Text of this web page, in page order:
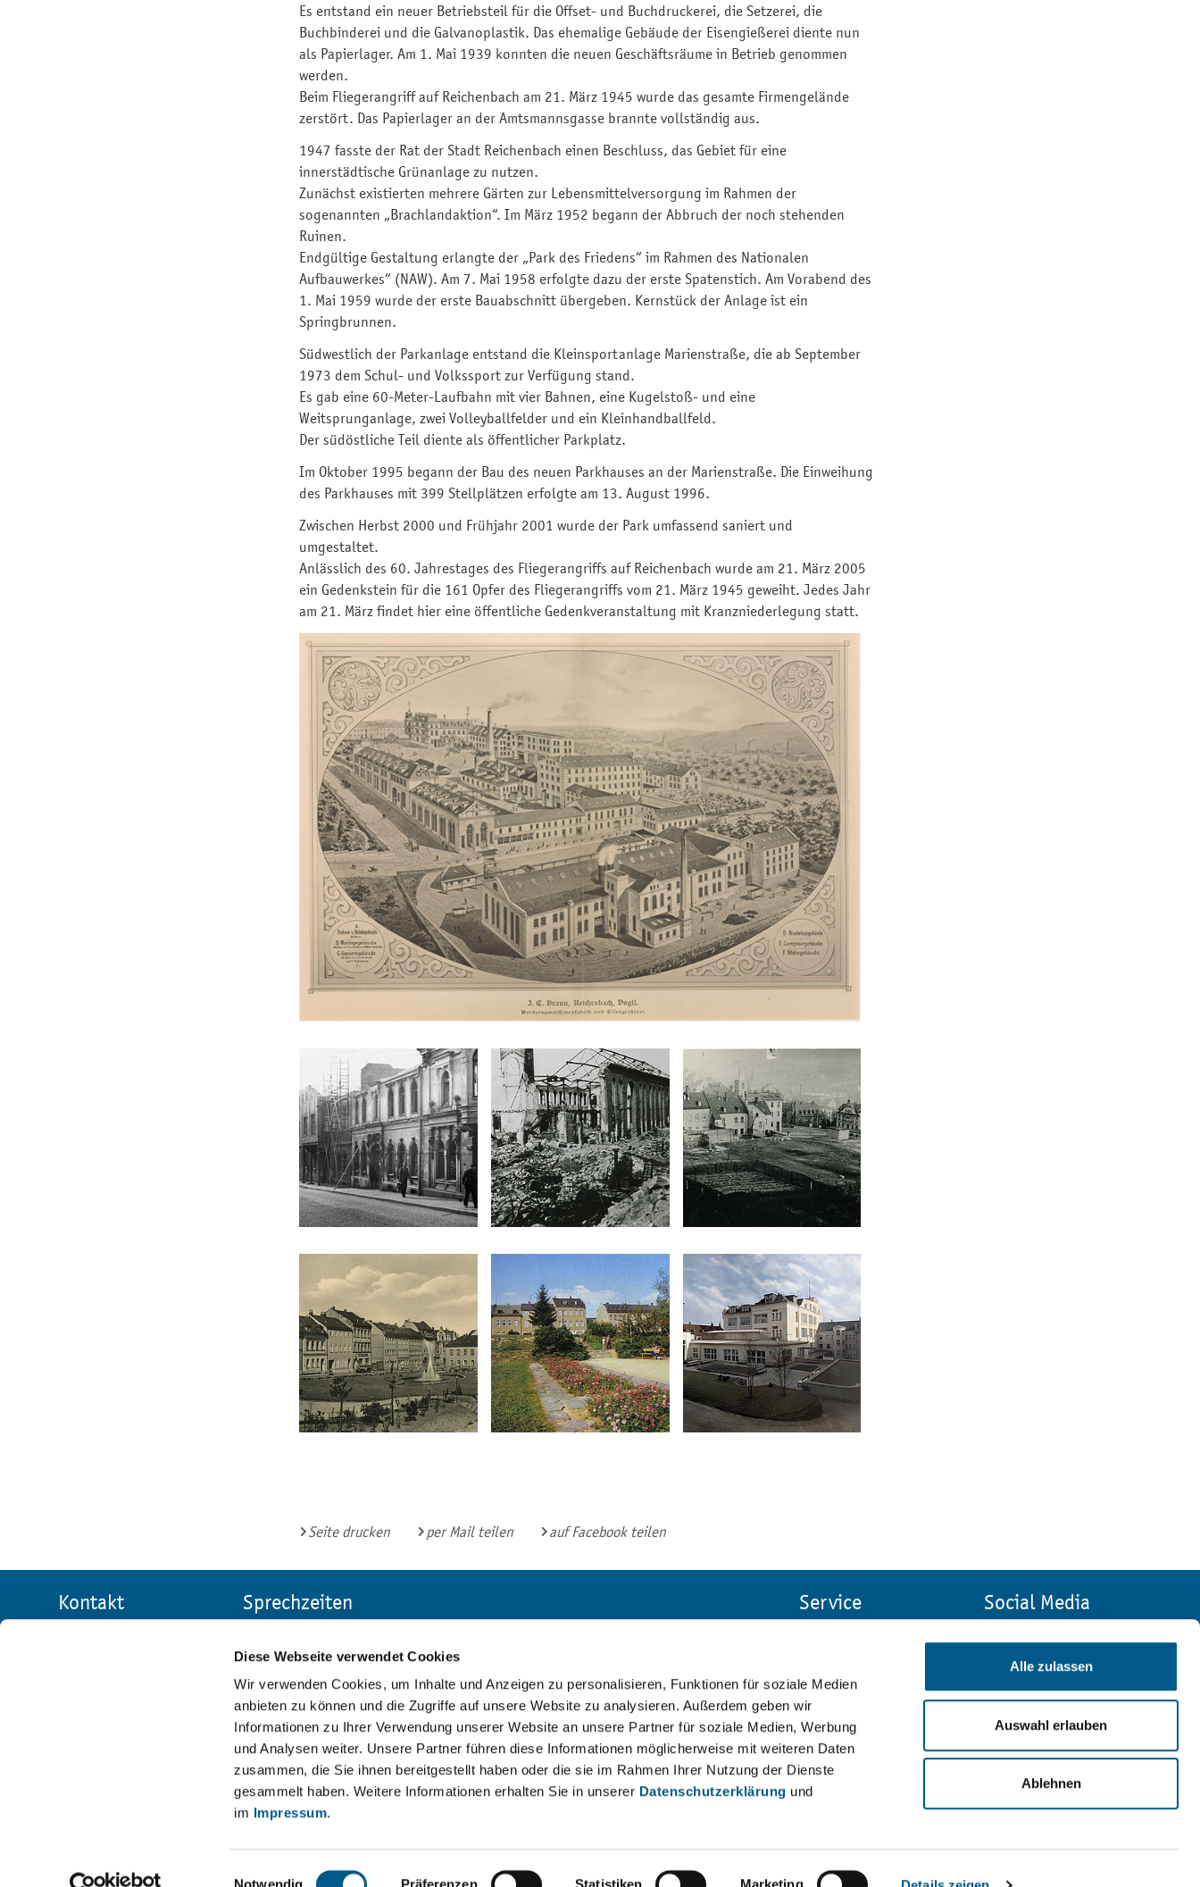
Diese Webseite verwendet Cookies
Wir verwenden Cookies, um Inhalte und Anzeigen zu personalisieren, Funktionen für soziale Medien
anbieten zu können und die Zugriffe auf unsere Website zu analysieren. Außerdem geben wir
Informationen zu Ihrer Verwendung unserer Website an unsere Partner für soziale Medien, Werbung
und Analysen weiter. Unsere Partner führen diese Informationen möglicherweise mit weiteren Daten
zusammen, die Sie ihnen bereitgestellt haben oder die sie im Rahmen Ihrer Nutzung der Dienste
gesammelt haben. Weitere Informationen erhalten Sie in unserer Datenschutzerklärung und
im Impressum.
Einwilligungsauswahl
Notwendig Präferenzen Statistiken Marketing
Alle zulassen
Auswahl erlauben
Ablehnen
Es entstand ein neuer Betriebsteil für die Offset- und Buchdruckerei, die Setzerei, die
Buchbinderei und die Galvanoplastik. Das ehemalige Gebäude der Eisengießerei diente nun
als Papierlager. Am 1. Mai 1939 konnten die neuen Geschäftsräume in Betrieb genommen
werden.
Beim Fliegerangriff auf Reichenbach am 21. März 1945 wurde das gesamte Firmengelände
zerstört. Das Papierlager an der Amtsmannsgasse brannte vollständig aus.
1947 fasste der Rat der Stadt Reichenbach einen Beschluss, das Gebiet für eine
innerstädtische Grünanlage zu nutzen.
Zunächst existierten mehrere Gärten zur Lebensmittelversorgung im Rahmen der
sogenannten „Brachlandaktion“. Im März 1952 begann der Abbruch der noch stehenden
Ruinen.
Endgültige Gestaltung erlangte der „Park des Friedens“ im Rahmen des Nationalen
Aufbauwerkes“ (NAW). Am 7. Mai 1958 erfolgte dazu der erste Spatenstich. Am Vorabend des
1. Mai 1959 wurde der erste Bauabschnitt übergeben. Kernstück der Anlage ist ein
Springbrunnen.
Südwestlich der Parkanlage entstand die Kleinsportanlage Marienstraße, die ab September
1973 dem Schul- und Volkssport zur Verfügung stand.
Es gab eine 60-Meter-Laufbahn mit vier Bahnen, eine Kugelstoß- und eine
Weitsprunganlage, zwei Volleyballfelder und ein Kleinhandballfeld.
Der südöstliche Teil diente als öffentlicher Parkplatz.
Im Oktober 1995 begann der Bau des neuen Parkhauses an der Marienstraße. Die Einweihung
des Parkhauses mit 399 Stellplätzen erfolgte am 13. August 1996.
Zwischen Herbst 2000 und Frühjahr 2001 wurde der Park umfassend saniert und
umgestaltet.
Anlässlich des 60. Jahrestages des Fliegerangriffs auf Reichenbach wurde am 21. März 2005
ein Gedenkstein für die 161 Opfer des Fliegerangriffs vom 21. März 1945 geweiht. Jedes Jahr
am 21. März findet hier eine öffentliche Gedenkveranstaltung mit Kranzniederlegung statt.
Seite drucken per Mail teilen auf Facebook teilen
Kontakt Sprechzeiten
Verwaltung
Mo:
9 - 12 Uhr
Di:
9 - 12 Uhr und
13 - 16 Uhr
Mi:
geschlossen
Do:
9 - 12 Uhr und
13 - 18 Uhr
Fr:
9 - 12 Uhr
Bibliothek
Mo:
9 - 16 Uhr
Di:
9 - 18 Uhr
Mi:
geschlossen
Do:
9 - 18 Uhr
Service
Suche
Sitemap
Datenschutz
Social Media